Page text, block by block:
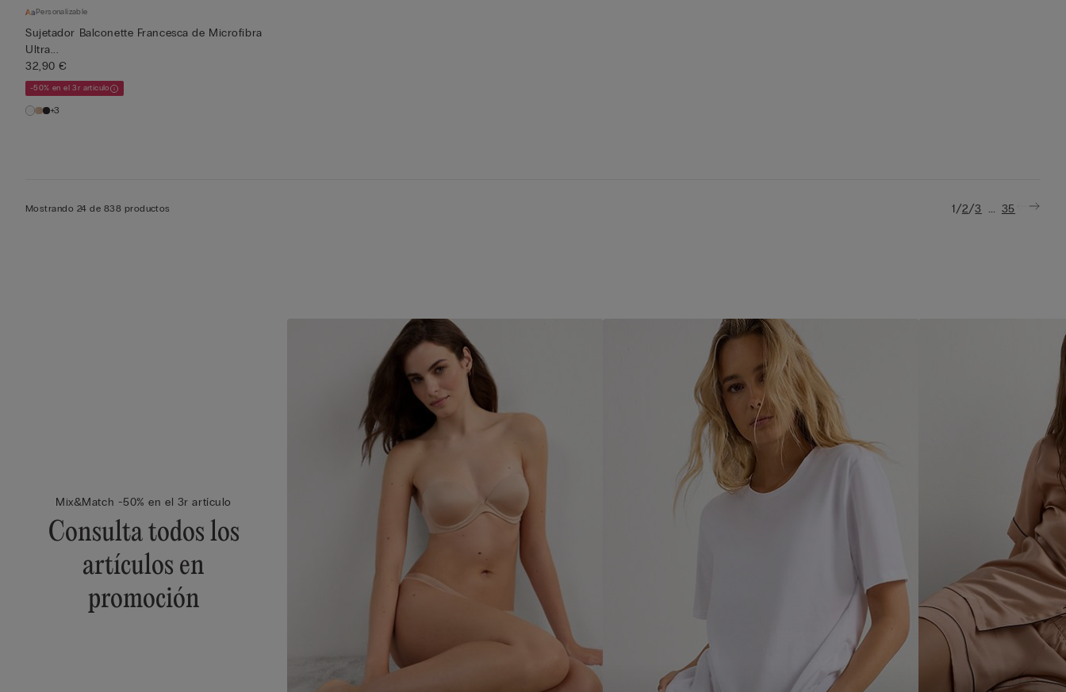
Personalizable
Sujetador Balconette Francesca de Microfibra
Ultra...
32,90 €
-50% en el 3r artículo
+3
Mostrando 24 de 838 productos 1/2/3 ... 35
Mix&Match -50% en el 3r artículo
Consulta todos los
artículos en
promoción